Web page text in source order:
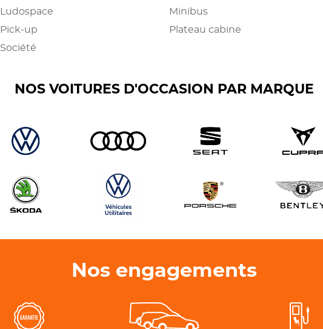
Ludospace Minibus
Pick-up Plateau cabine
Société
NOS VOITURES D'OCCASION PAR MARQUE
Nos engagements